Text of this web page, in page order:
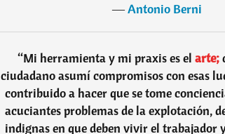
―Antonio Berni
“Mi herramienta y mi praxis es el arte;
ciudadano asumí compromisos con esas
contribuido a hacer que se tome
acuciantes problemas de la explotación,
indignas en que deben vivir el trabajador